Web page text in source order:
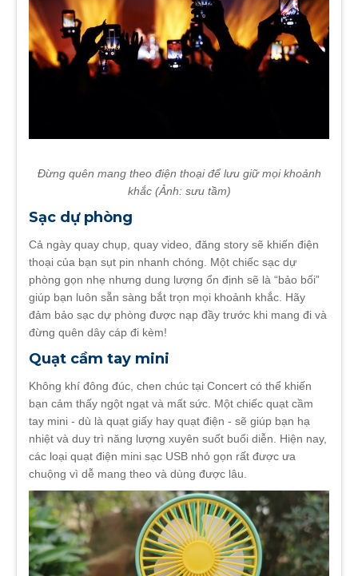
Đừng quên mang theo điện thoại để lưu giữ mọi khoảnh
khắc (Ảnh: sưu tầm)
Sạc dự phòng
Cả ngày quay chụp, quay video, đăng story sẽ khiến điện
thoại của bạn sụt pin nhanh chóng. Một chiếc sạc dự
phòng gọn nhẹ nhưng dung lượng ổn định sẽ là “bảo bối”
giúp bạn luôn sẵn sàng bắt trọn mọi khoảnh khắc. Hãy
đảm bảo sạc dự phòng được nạp đầy trước khi mang đi và
đừng quên dây cáp đi kèm!
Quạt cầm tay mini
Không khí đông đúc, chen chúc tại Concert có thể khiến
bạn cảm thấy ngột ngạt và mất sức. Một chiếc quạt cầm
tay mini - dù là quạt giấy hay quạt điện - sẽ giúp bạn hạ
nhiệt và duy trì năng lượng xuyên suốt buổi diễn. Hiện nay,
các loại quạt điện mini sạc USB nhỏ gọn rất được ưa
chuộng vì dễ mang theo và dùng được lâu.